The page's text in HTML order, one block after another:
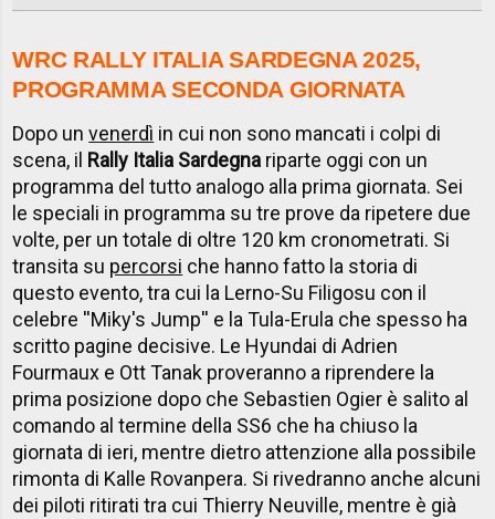
WRC RALLY ITALIA SARDEGNA 2025,
PROGRAMMA SECONDA GIORNATA
Dopo unvenerdì in cui non sono mancati i colpi di
scena, il Rally Italia Sardegna riparte oggi con un
programma del tutto analogo alla prima giornata. Sei
le speciali in programma su tre prove da ripetere due
volte, per un totale di oltre 120 km cronometrati. Si
transita su percorsi che hanno fatto la storia di
questo evento, tra cui la Lerno-Su Filigosu con il
celebre ''Miky's Jump'' e la Tula-Erula che spesso ha
scritto pagine decisive. Le Hyundai di Adrien
Fourmaux e Ott Tanak proveranno a riprendere la
prima posizione dopo che Sebastien Ogier è salito al
comando al termine della SS6 che ha chiuso la
giornata di ieri, mentre dietro attenzione alla possibile
rimonta di Kalle Rovanpera. Si rivedranno anche alcuni
dei piloti ritirati tra cui Thierry Neuville, mentre è già